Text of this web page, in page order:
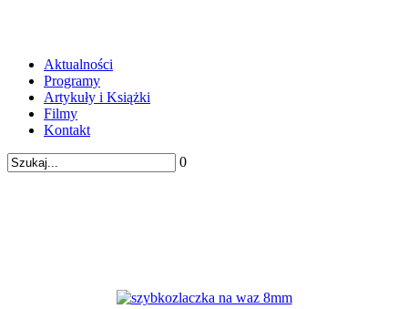
Aktualności
Programy
Artykuły i Książki
Filmy
Kontakt
0